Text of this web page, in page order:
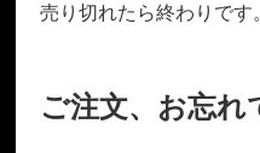
売り切れたら終わりです
ご注文、お忘れ